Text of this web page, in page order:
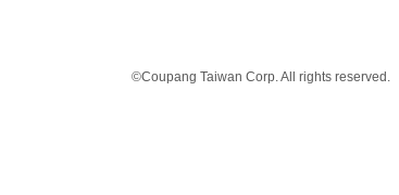
©Coupang Taiwan Corp. All rights reserved.